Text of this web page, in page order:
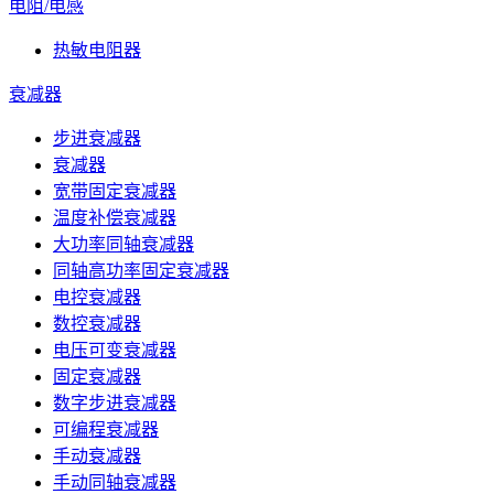
电阻/电感
热敏电阻器
衰减器
步进衰减器
衰减器
宽带固定衰减器
温度补偿衰减器
大功率同轴衰减器
同轴高功率固定衰减器
电控衰减器
数控衰减器
电压可变衰减器
固定衰减器
数字步进衰减器
可编程衰减器
手动衰减器
手动同轴衰减器